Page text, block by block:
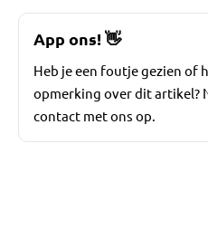
App ons!👋
Heb je een foutje gezien of
opmerking over dit artikel?
contact met ons op.